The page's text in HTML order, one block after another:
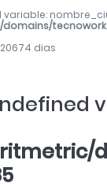
variable:
dias